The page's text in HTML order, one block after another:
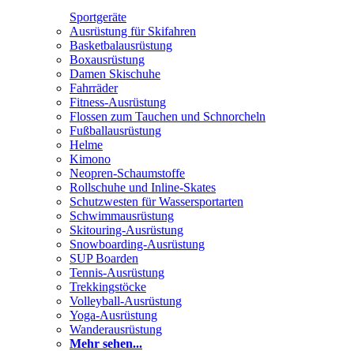
Sportgeräte
Ausrüstung für Skifahren
Basketbalausrüstung
Boxausrüstung
Damen Skischuhe
Fahrräder
Fitness-Ausrüstung
Flossen zum Tauchen und Schnorcheln
Fußballausrüstung
Helme
Kimono
Neopren-Schaumstoffe
Rollschuhe und Inline-Skates
Schutzwesten für Wassersportarten
Schwimmausrüstung
Skitouring-Ausrüstung
Snowboarding-Ausrüstung
SUP Boarden
Tennis-Ausrüstung
Trekkingstöcke
Volleyball-Ausrüstung
Yoga-Ausrüstung
Wanderausrüstung
Mehr sehen...